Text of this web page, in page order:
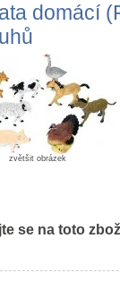
domácí
zvětšit obrázek
se na toto